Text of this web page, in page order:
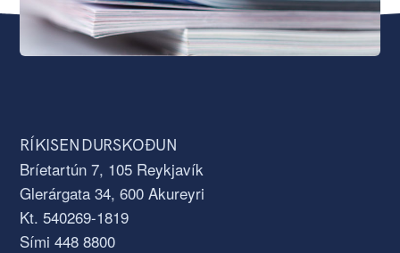
RÍKISENDURSKOÐUN
Bríetartún 7, 105 Reykjavík
Glerárgata 34, 600 Akureyri
Kt. 540269-1819
Sími 448 8800